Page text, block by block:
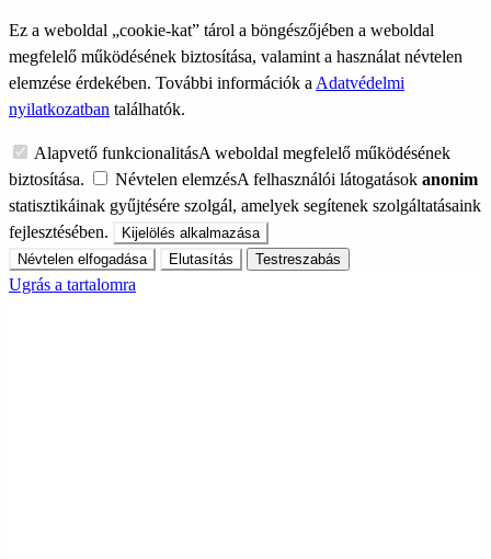
Ez a weboldal „cookie-kat” tárol a böngészőjében a weboldal
megfelelő működésének biztosítása, valamint a használat névtelen
elemzése érdekében. További információk a Adatvédelmi
nyilatkozatban találhatók.
Alapvető funkcionalitásA weboldal megfelelő működésének
biztosítása.
Névtelen elemzésA felhasználói látogatások anonim
statisztikáinak gyűjtésére szolgál, amelyek segítenek szolgáltatásaink
fejlesztésében.
Kijelölés alkalmazása
Névtelen elfogadása
Elutasítás Testreszabás
Ugrás a tartalomra